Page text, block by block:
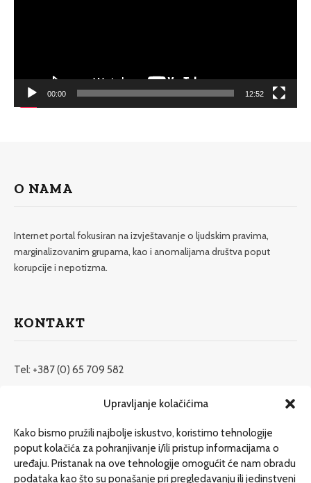
Upravljanje kolačićima
Kako bismo pružili najbolje iskustvo, koristimo tehnologije
poput kolačića za pohranjivanje i/ili pristup informacijama o
uređaju. Pristanak na ove tehnologije omogućit će nam obradu
podataka kao što su ponašanje pri pregledavanju ili jedinstveni
00:00 12:52
O NAMA
Internet portal fokusiran na izvještavanje o ljudskim pravima,
marginalizovanim grupama, kao i anomalijama društva poput
korupcije i nepotizma.
KONTAKT
Tel: +387 (0) 65 709 582
redakcija@etrafika.net
Dosije